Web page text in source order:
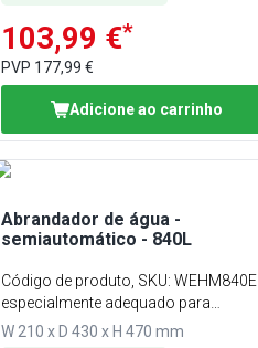
103,99 €*
PVP 177,99 €
Adicione ao carrinho
Abrandador de água -
semiautomático - 840L
Código de produto, SKU: WEHM840E
especialmente adequado para
máquinas de café, vaporizadores
W 210 x D 430 x H 470 mm